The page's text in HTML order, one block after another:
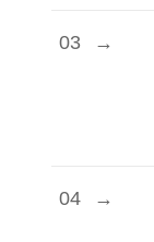
03
04